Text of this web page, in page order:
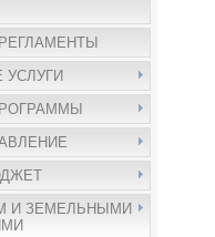
И ЗЕМЕЛЬНЫМИ